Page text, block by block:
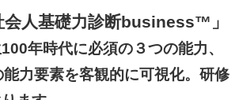
会人基礎力診断business™」
年時代に必須の３つの能力、
能力要素を客観的に可視化。研修